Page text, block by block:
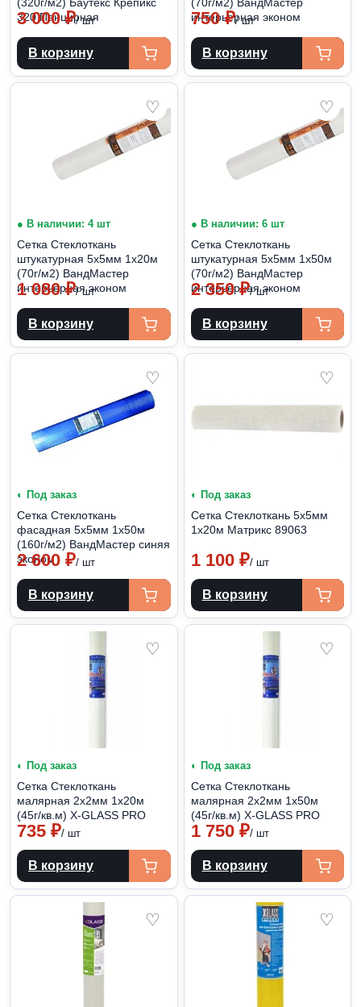
320 Панцирная
3 000₽/ шт
В корзину
интерьерная эконом
750₽/ шт
В корзину
♡
● В наличии: 4 шт
Сетка Стеклоткань
штукатурная 5х5мм 1х20м
(70г/м2) ВандМастер
интерьерная эконом
1 080₽/ шт
В корзину
♡
● В наличии: 6 шт
Сетка Стеклоткань
штукатурная 5х5мм 1х50м
(70г/м2) ВандМастер
интерьерная эконом
2 350₽/ шт
В корзину
♡
◐ Под заказ
Сетка Cтеклоткань
фасадная 5х5мм 1х50м
(160г/м2) ВандМастер синяя
эконом
2 600 ₽/ шт
В корзину
♡
◐ Под заказ
Сетка Стеклоткань 5х5мм
1х20м Матрикс 89063
1 100 ₽/ шт
В корзину
♡
◐ Под заказ
Сетка Стеклоткань
малярная 2х2мм 1х20м
(45г/кв.м) X-GLASS PRO
735 ₽/ шт
В корзину
♡
◐ Под заказ
Сетка Стеклоткань
малярная 2х2мм 1х50м
(45г/кв.м) X-GLASS PRO
1 750 ₽/ шт
В корзину
♡ ♡